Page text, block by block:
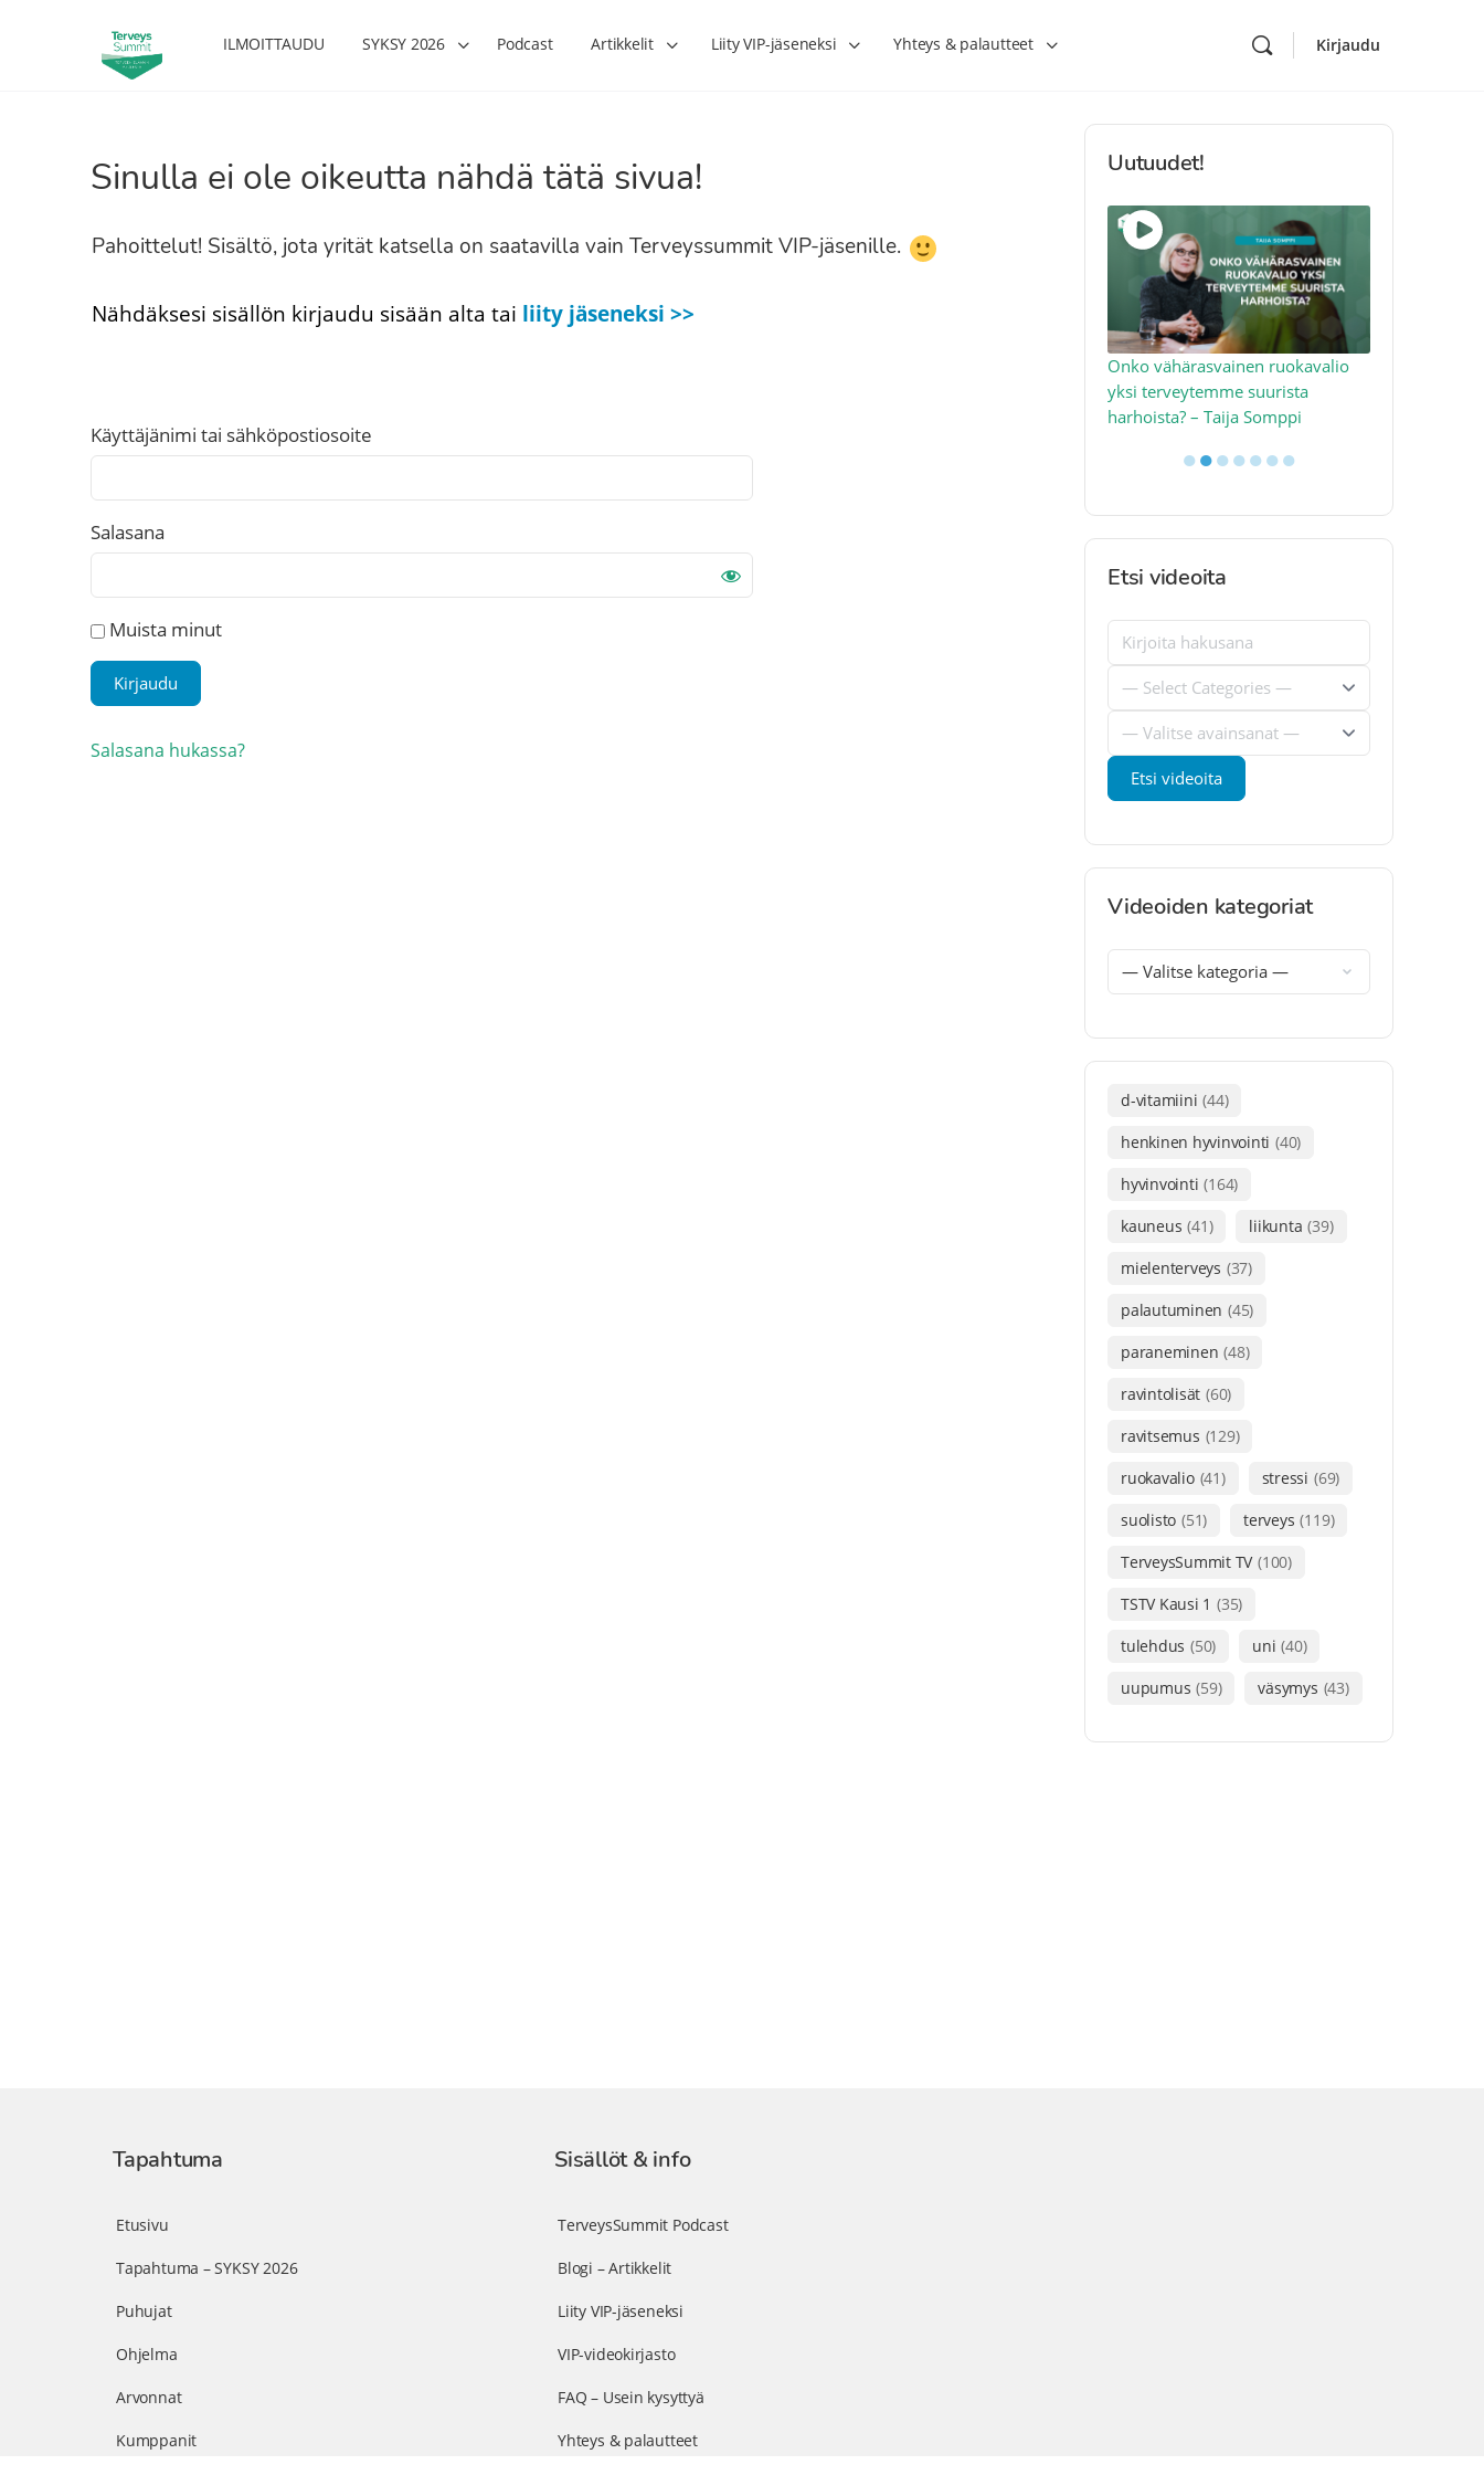
ILMOITTAUDU SYKSY 2026 Podcast Artikkelit Liity VIP-jäseneksi Yhteys & palautteet Kirjaudu
Sinulla ei ole oikeutta nähdä tätä sivua!
Pahoittelut! Sisältö, jota yrität katsella on saatavilla vain Terveyssummit VIP-jäsenille.
Nähdäksesi sisällön kirjaudu sisään alta tai liity jäseneksi >>
Käyttäjänimi tai sähköpostiosoite
Salasana
Muista minut
Salasana hukassa?
Uutuudet!
Onko vähärasvainen ruokavalio
yksi terveytemme suurista
harhoista? – Taija Somppi
●●●●●●●
Etsi videoita
Videoiden kategoriat
d-vitamiini (44)
henkinen hyvinvointi (40)
hyvinvointi (164)
kauneus (41) liikunta (39)
mielenterveys (37)
palautuminen (45)
paraneminen (48)
ravintolisät (60)
ravitsemus (129)
ruokavalio (41) stressi (69)
suolisto (51) terveys (119)
TerveysSummit TV (100)
TSTV Kausi 1 (35)
tulehdus (50) uni (40)
uupumus (59) väsymys (43)
Tapahtuma
Etusivu
Tapahtuma – SYKSY 2026
Puhujat
Ohjelma
Arvonnat
Kumppanit
Sisällöt & info
TerveysSummit Podcast
Blogi – Artikkelit
Liity VIP-jäseneksi
VIP-videokirjasto
FAQ – Usein kysyttyä
Yhteys & palautteet